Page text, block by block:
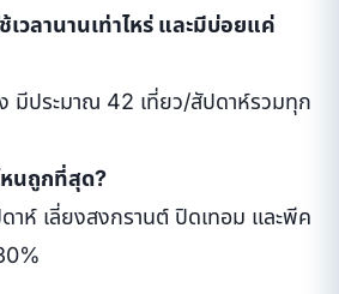
เวลานานเท่าไหร่ และมีบ่อยแค่
ง มีประมาณ 42 เที่ยว/สัปดาห์รวมทุก
หนถูกที่สุด?
าห์ เลี่ยงสงกรานต์ ปิดเทอม และพีค